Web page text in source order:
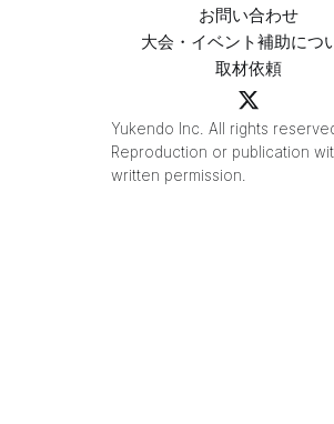
お問い合わせ
大会・イベント補助につ
取材依頼
Yukendo Inc. All rights
Reproduction or publication
written permission.